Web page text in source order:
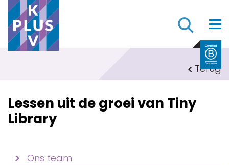
Terug
Lessen uit de groei van Tiny
Library
Ons team